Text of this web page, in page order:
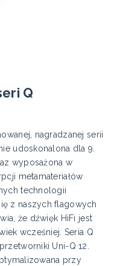
Q
nagradzanej serii
udoskonalona dla 9.
wyposażona w
metamateriałów
technologii
z naszych flagowych
że dźwięk HiFi jest
wcześniej. Seria Q
Uni-Q 12.
przy